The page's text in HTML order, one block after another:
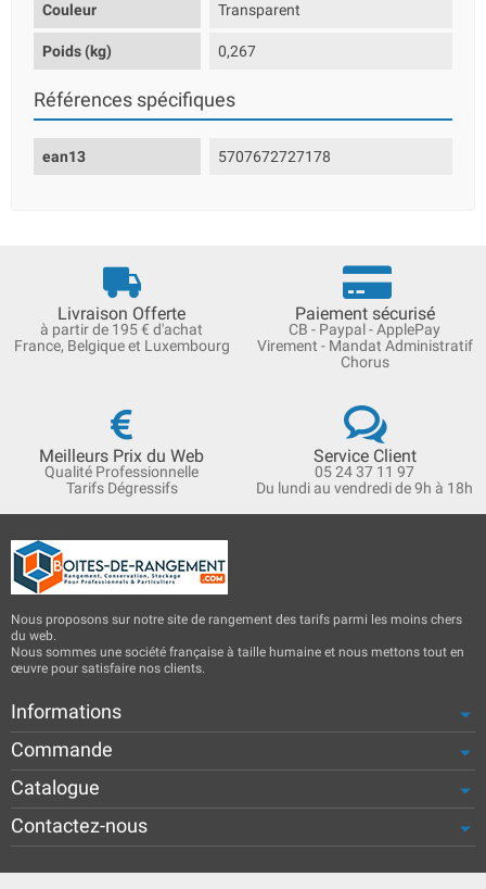
Couleur Transparent
Poids (kg) 0,267
Références spécifiques
ean13 5707672727178
Livraison Offerte
à partir de 195 € d'achat
France, Belgique et Luxembourg
Paiement sécurisé
CB - Paypal - ApplePay
Virement - Mandat Administratif
Chorus
Meilleurs Prix du Web
Qualité Professionnelle
Tarifs Dégressifs
Service Client
05 24 37 11 97
Du lundi au vendredi de 9h à 18h
Nous proposons sur notre site de rangement des tarifs parmi les moins chers
du web.
Nous sommes une société française à taille humaine et nous mettons tout en
œuvre pour satisfaire nos clients.
Informations
Commande
Catalogue
Contactez-nous